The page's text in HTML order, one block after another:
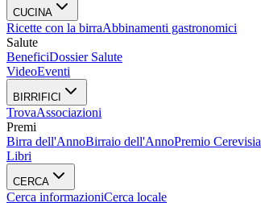
CUCINA
Ricette con la birraAbbinamenti gastronomici
Salute
BeneficiDossier Salute
VideoEventi
BIRRIFICI
TrovaAssociazioni
Premi
Birra dell'AnnoBirraio dell'AnnoPremio Cerevisia
Libri
CERCA
Cerca informazioniCerca locale